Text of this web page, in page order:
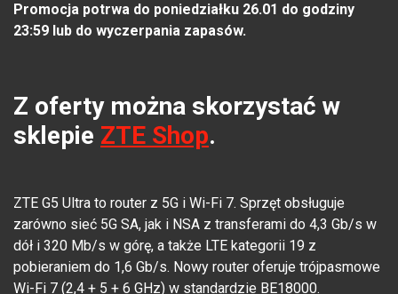
Promocja potrwa do poniedziałku 26.01 do godziny
23:59 lub do wyczerpania zapasów.
Z oferty można skorzystać w
sklepie ZTE Shop.
ZTE G5 Ultra to router z 5G i Wi-Fi 7. Sprzęt obsługuje
zarówno sieć 5G SA, jak i NSA z transferami do 4,3 Gb/s w
dół i 320 Mb/s w górę, a także LTE kategorii 19 z
pobieraniem do 1,6 Gb/s. Nowy router oferuje trójpasmowe
Wi-Fi 7 (2,4 + 5 + 6 GHz) w standardzie BE18000.